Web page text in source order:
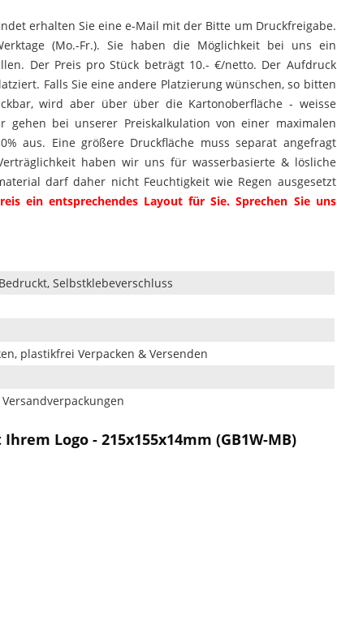
erhalten Sie eine e-Mail mit der Bitte um Druckfreigabe.
(Mo.-Fr.). Sie haben die Möglichkeit bei uns ein
Der Preis pro Stück beträgt 10.- €/netto. Der Aufdruck
Falls Sie eine andere Platzierung wünschen, so bitten
wird aber über über die Kartonoberfläche - weisse
bei unserer Preiskalkulation von einer maximalen
aus. Eine größere Druckfläche muss separat angefragt
haben wir uns für wasserbasierte & lösliche
darf daher nicht Feuchtigkeit wie Regen ausgesetzt
ein entsprechendes Layout für Sie. Sprechen Sie uns
Selbstklebeverschluss
plastikfrei Verpacken & Versenden
Logo - 215x155x14mm (GB1W-MB)